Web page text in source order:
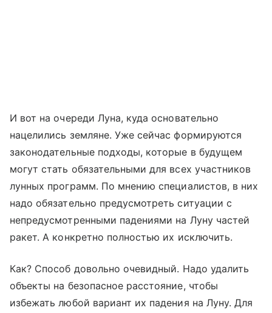
И вот на очереди Луна, куда основательно
нацелились земляне. Уже сейчас формируются
законодательные подходы, которые в будущем
могут стать обязательными для всех участников
лунных программ. По мнению специалистов, в них
надо обязательно предусмотреть ситуации с
непредусмотренными падениями на Луну частей
ракет. А конкретно полностью их исключить.
Как? Способ довольно очевидный. Надо удалить
объекты на безопасное расстояние, чтобы
избежать любой вариант их падения на Луну. Для